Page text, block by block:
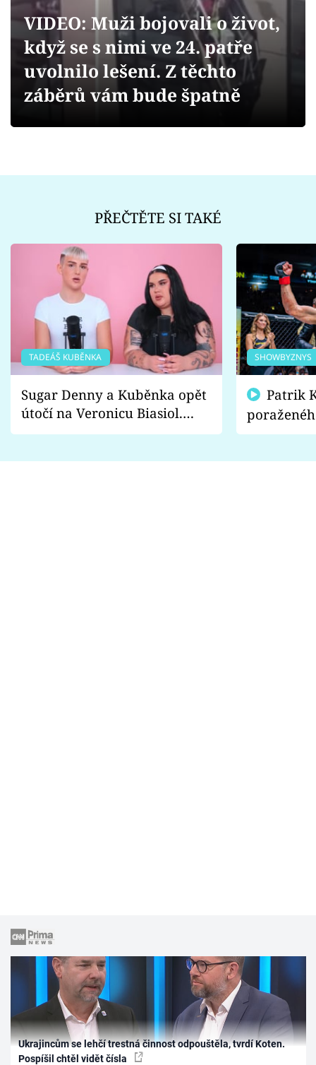
Videa
Sledujte prima+
VIDEO: Muži bojovali o život,
když se s nimi ve 24. patře
uvolnilo lešení. Z těchto
záběrů vám bude špatně
PŘEČTĚTE SI TAKÉ
TADEÁŠ KUBĚNKA
Sugar Denny a Kuběnka opět
útočí na Veronicu Biasiol.
Proč je podle nich falešná a
SHOWBYZNYS
fanoušci
Ukrajincům se lehčí trestná činnost odpouštěla, tvrdí Koten.
Pospíšil chtěl vidět čísla